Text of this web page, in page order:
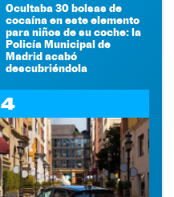
Ocultaba 30 bolsas de
cocaína en este elemento
para niños de su coche: la
Policía Municipal de
Madrid acabó
descubriéndola
4